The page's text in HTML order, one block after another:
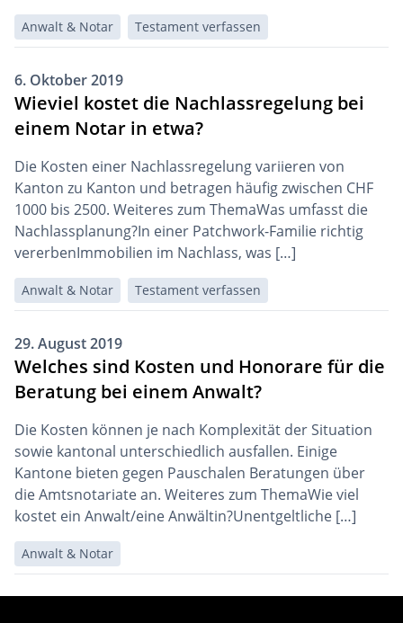
Anwalt & Notar Testament verfassen
6. Oktober 2019
Wieviel kostet die Nachlassregelung bei
einem Notar in etwa?
Die Kosten einer Nachlassregelung variieren von
Kanton zu Kanton und betragen häuﬁg zwischen CHF
1000 bis 2500. Weiteres zum ThemaWas umfasst die
Nachlassplanung?In einer Patchwork-Familie richtig
vererbenImmobilien im Nachlass, was […]
Anwalt & Notar Testament verfassen
29. August 2019
Welches sind Kosten und Honorare für die
Beratung bei einem Anwalt?
Die Kosten können je nach Komplexität der Situation
sowie kantonal unterschiedlich ausfallen. Einige
Kantone bieten gegen Pauschalen Beratungen über
die Amtsnotariate an. Weiteres zum ThemaWie viel
kostet ein Anwalt/eine Anwältin?Unentgeltliche […]
Anwalt & Notar